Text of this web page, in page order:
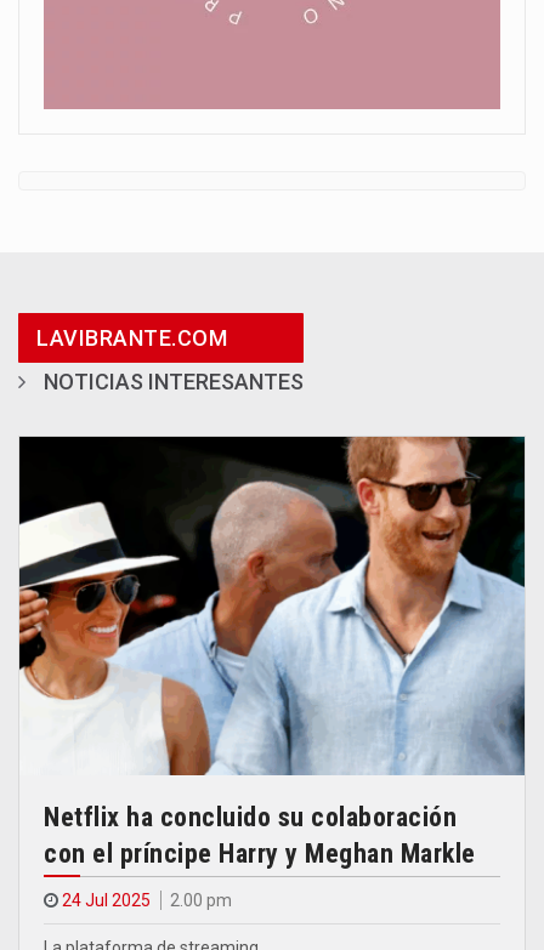
LAVIBRANTE.COM
NOTICIAS INTERESANTES
Netflix ha concluido su colaboración
con el príncipe Harry y Meghan Markle
24 Jul 2025 2.00 pm